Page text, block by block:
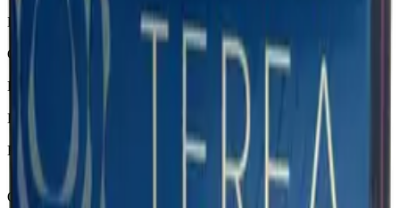
Бренд
Страна
Крепость
Капсула
Вкусы
Фруктовый вкус, Ментол
Описание